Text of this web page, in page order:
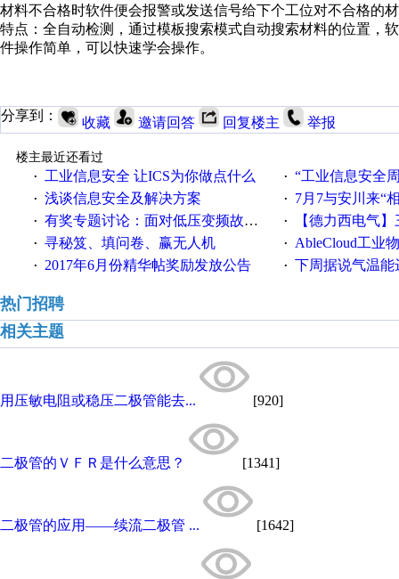
材料不合格时软件便会报警或发送信号给下个工位对不合格的
特点：全自动检测，通过模板搜索模式自动搜索材料的位置，
件操作简单，可以快速学会操作。
分享到： 收藏 邀请回答 回复楼主 举报
楼主最近还看过
·
工业信息安全 让ICS为你做点什么 · “工业信息安全周之我见”
· 浅谈信息安全及解决方案 · 7月7与安川来“
· 有奖专题讨论：面对低压变频故障，老手是这样解决的！ · 【德力西电气】三
· 寻秘笈、填问卷、赢无人机 · AbleCloud工业物联
· 2017年6月份精华帖奖励发放公告 · 下周据说气温能
热门招聘
相关主题
用压敏电阻或稳压二极管能去... [920]
二极管的ＶＦＲ是什么意思？ [1341]
二极管的应用——续流二极管 ... [1642]